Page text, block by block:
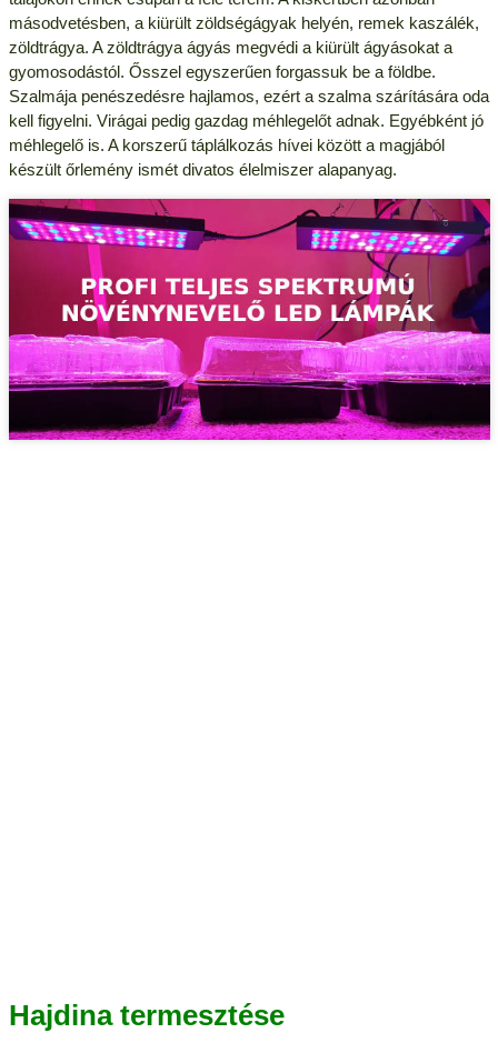
másodvetésben, a kiürült zöldségágyak helyén, remek kaszálék,
zöldtrágya. A zöldtrágya ágyás megvédi a kiürült ágyásokat a
gyomosodástól. Ősszel egyszerűen forgassuk be a földbe.
Szalmája penészedésre hajlamos, ezért a szalma szárítására oda
kell figyelni. Virágai pedig gazdag méhlegelőt adnak. Egyébként jó
méhlegelő is. A korszerű táplálkozás hívei között a magjából
készült őrlemény ismét divatos élelmiszer alapanyag.
Hajdina termesztése